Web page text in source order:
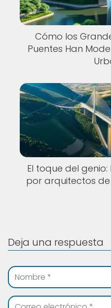
Cómo los
Puentes Han
El toque del
por arquitectos
Deja una respuesta